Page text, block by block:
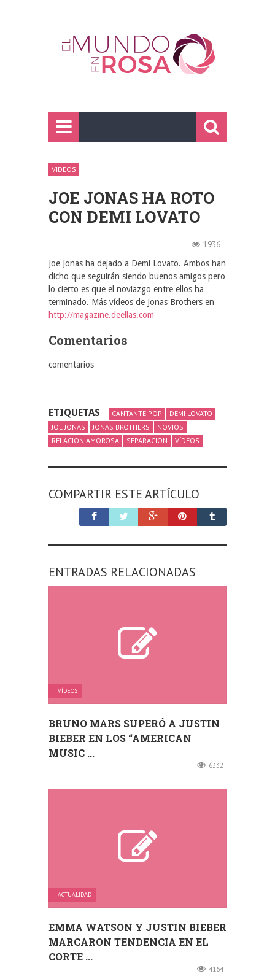
VÍDEOS
JOE JONAS HA ROTO
CON DEMI LOVATO
1936
Joe Jonas ha dejado a Demi Lovato. Ambos han
dicho que seguirán siendo buenos amigos pero
lo cierto es que el noviazgo entre ellos ha
terminado. Más vídeos de Jonas Brothers en
http://magazine.deellas.com
Comentarios
comentarios
ETIQUETAS CANTANTE POP
DEMI LOVATO
JOE JONAS
JONAS BROTHERS
NOVIOS
RELACION AMOROSA
SEPARACION VÍDEOS
COMPARTIR ESTE ARTÍCULO
ENTRADAS RELACIONADAS
VÍDEOS
BRUNO MARS SUPERÓ A JUSTIN
BIEBER EN LOS “AMERICAN
MUSIC ...
6332
ACTUALIDAD
EMMA WATSON Y JUSTIN BIEBER
MARCARON TENDENCIA EN EL
CORTE ...
4164